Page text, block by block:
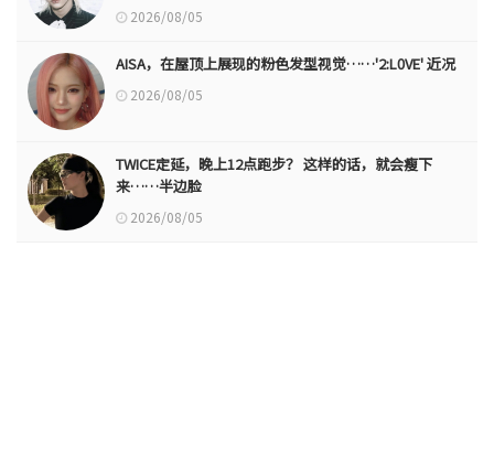
2026/08/05
AISA，在屋顶上展现的粉色发型视觉……'2:L0VE' 近况
2026/08/05
TWICE定延，晚上12点跑步？ 这样的话，就会瘦下
来……半边脸
2026/08/05